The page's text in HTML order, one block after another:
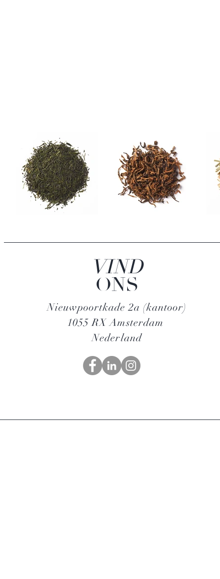
VIND
ONS
Nieuwpoortkade 2a (kantoor)
1055 RX Amsterdam
Nederland